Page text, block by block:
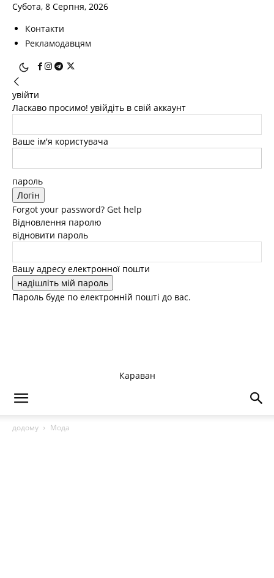
Субота, 8 Серпня, 2026
Контакти
Рекламодавцям
увійти
Ласкаво просимо! увійдіть в свій аккаунт
Ваше ім'я користувача
пароль
Forgot your password? Get help
Відновлення паролю
відновити пароль
Вашу адресу електронної пошти
Пароль буде по електронній пошті до вас.
Караван
додому Мода